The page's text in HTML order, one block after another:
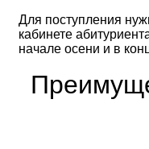
Для поступления
кабинете
начале осени и в